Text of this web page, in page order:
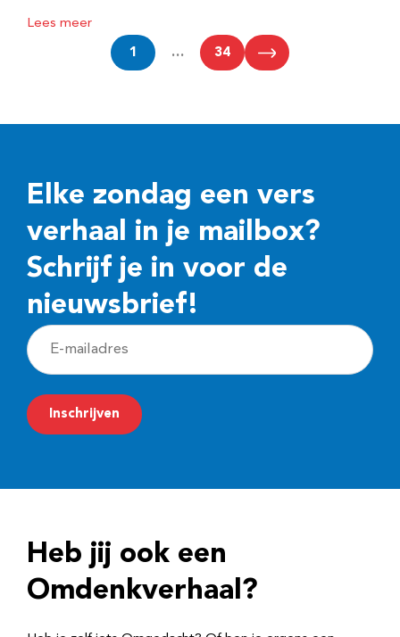
Lees meer
1 … 34
Elke zondag een vers
verhaal in je mailbox?
Schrijf je in voor de
nieuwsbrief!
E
-
m
a
r
e
Inschrijven
Heb jij ook een
Omdenkverhaal?